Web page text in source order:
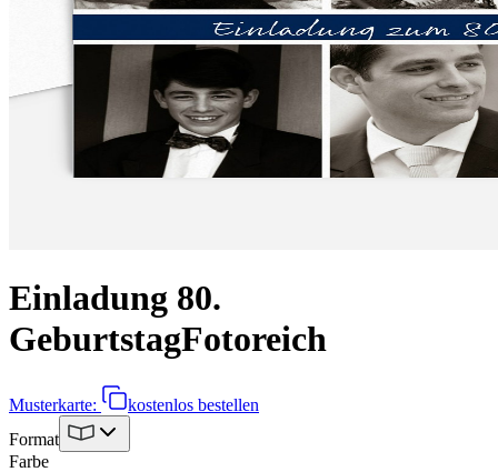
Einladung 80.
GeburtstagFotoreich
Musterkarte:
kostenlos bestellen
Format
Farbe